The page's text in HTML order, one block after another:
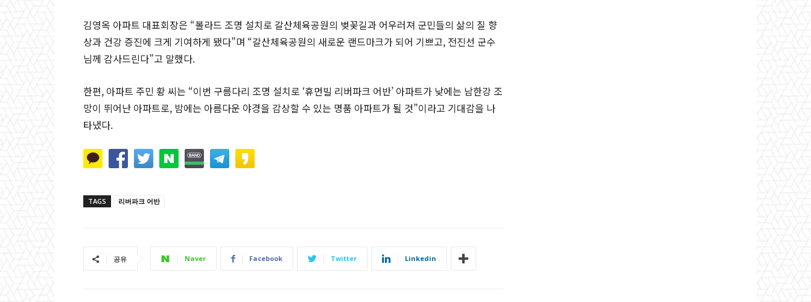
김영옥 아파트 대표회장은 “볼라드 조명 설치로 갈산체육공원의 벚꽃길과 어우러져 군민들의 삶의 질 향
상과 건강 증진에 크게 기여하게 됐다”며 “갈산체육공원의 새로운 랜드마크가 되어 기쁘고, 전진선 군수
님께 감사드린다”고 말했다.
한편, 아파트 주민 황 씨는 “이번 구름다리 조명 설치로 ‘휴먼빌 리버파크 어반’ 아파트가 낮에는 남한강 조
망이 뛰어난 아파트로, 밤에는 아름다운 야경을 감상할 수 있는 명품 아파트가 될 것”이라고 기대감을 나
타냈다.
TAGS 리버파크 어반
공유 Naver Facebook Twitter Linkedin